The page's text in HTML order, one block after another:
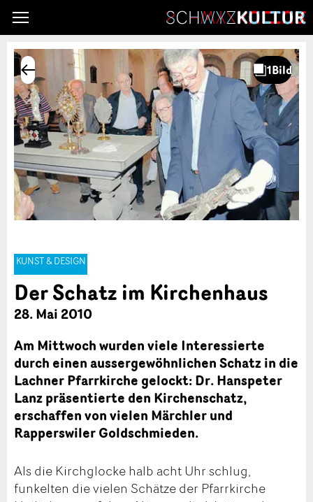
KUNST & DESIGN
Der Schatz im Kirchenhaus
28. Mai 2010
Am Mittwoch wurden viele Interessierte
durch einen aussergewöhnlichen Schatz in die
Lachner Pfarrkirche gelockt: Dr. Hanspeter
Lanz präsentierte den Kirchenschatz,
erschaffen von vielen Märchler und
Rapperswiler Goldschmieden.
Als die Kirchglocke halb acht Uhr schlug,
funkelten die vielen Schätze der Pfarrkirche